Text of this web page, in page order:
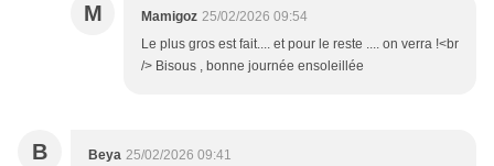
M Mamigoz 25/02/2026 09:54
Le plus gros est fait.... et pour le reste .... on verra !<br
/> Bisous , bonne journée ensoleillée
B Beya 25/02/2026 09:41